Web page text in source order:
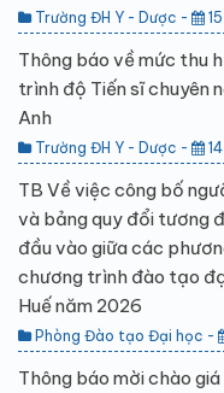
Trường ĐH Y - Dược -
Thông báo về mức thu
trình độ Tiến sĩ chuyên
Anh
Trường ĐH Y - Dược -
TB Về việc công bố
và bảng quy đổi tương
đầu vào giữa các
chương trình đào tạo
Huế năm 2026
Phòng Đào tạo Đại học -
Thông báo mời chào